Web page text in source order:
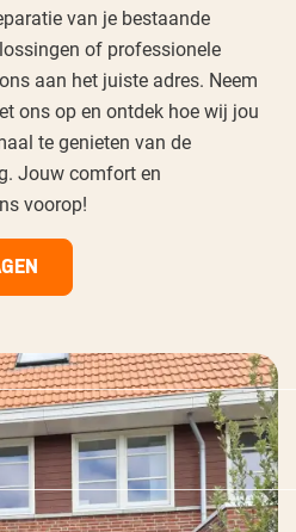
van je bestaande
of professionele
aan het juiste adres. Neem
ons op en ontdek hoe wij jou
te genieten van de
Jouw comfort en
voorop!